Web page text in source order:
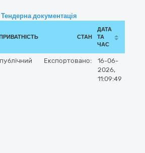
документація
СТАН
ДАТА
ТА
ЧАС
публічний Експортовано:
16-06-
2026,
11:09:49